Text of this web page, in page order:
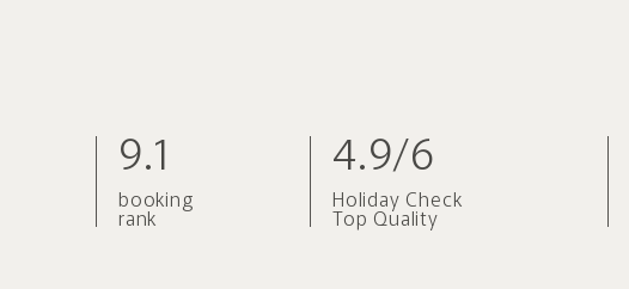
9.1
booking
rank
4.9/6
Holiday Check
Top Quality